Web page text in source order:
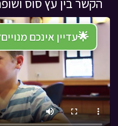
🌟עדיין אינכם